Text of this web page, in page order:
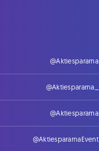
@Aktiespararna
@Aktiespararna_
@Aktiespararna
@AktiespararnaEvent